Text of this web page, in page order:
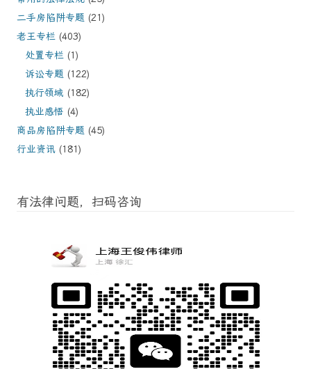
二手房陷阱专题 (21)
老王专栏 (403)
处置专栏 (1)
诉讼专题 (122)
执行领域 (182)
执业感悟 (4)
商品房陷阱专题 (45)
行业资讯 (181)
有法律问题，扫码咨询